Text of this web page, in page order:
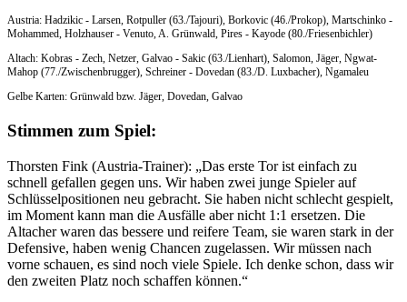
Austria: Hadzikic - Larsen, Rotpuller (63./Tajouri), Borkovic (46./Prokop), Martschinko -
Mohammed, Holzhauser - Venuto, A. Grünwald, Pires - Kayode (80./Friesenbichler)
Altach: Kobras - Zech, Netzer, Galvao - Sakic (63./Lienhart), Salomon, Jäger, Ngwat-
Mahop (77./Zwischenbrugger), Schreiner - Dovedan (83./D. Luxbacher), Ngamaleu
Gelbe Karten: Grünwald bzw. Jäger, Dovedan, Galvao
Stimmen zum Spiel:
Thorsten Fink (Austria-Trainer): „Das erste Tor ist einfach zu
schnell gefallen gegen uns. Wir haben zwei junge Spieler auf
Schlüsselpositionen neu gebracht. Sie haben nicht schlecht gespielt,
im Moment kann man die Ausfälle aber nicht 1:1 ersetzen. Die
Altacher waren das bessere und reifere Team, sie waren stark in der
Defensive, haben wenig Chancen zugelassen. Wir müssen nach
vorne schauen, es sind noch viele Spiele. Ich denke schon, dass wir
den zweiten Platz noch schaffen können.“